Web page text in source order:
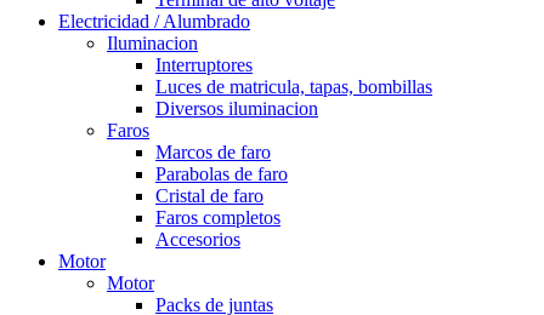
Electricidad / Alumbrado
Iluminacion
Interruptores
Luces de matricula, tapas, bombillas
Diversos iluminacion
Faros
Marcos de faro
Parabolas de faro
Cristal de faro
Faros completos
Accesorios
Motor
Motor
Packs de juntas